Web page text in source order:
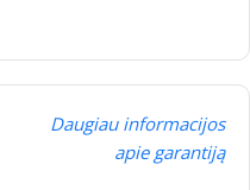
Daugiau informacijos
apie garantiją